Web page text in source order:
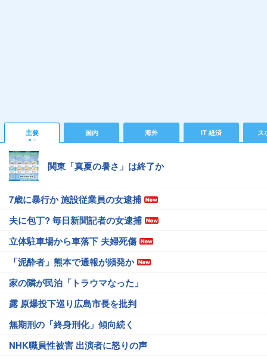
主要 国内 海外 IT 経済 ス
関東「真夏の暑さ」は終了か
7歳に暴行か 施設従業員の女逮捕
夫に包丁? 毎日新聞記者の女逮捕
立体駐車場から車落下 夫婦死傷
「泥酔者」熊本で通報が頻発か
家の隣が民泊「トラウマなった」
露 原爆投下巡り広島市長を批判
無期刑の「終身刑化」傾向続く
NHK職員性被害 出演者に怒りの声